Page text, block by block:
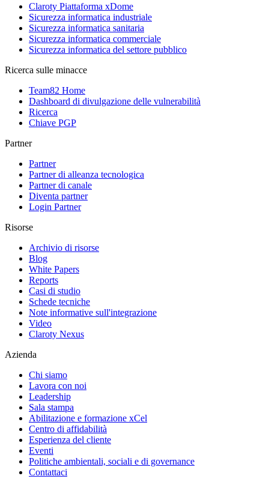
Claroty Piattaforma xDome
Sicurezza informatica industriale
Sicurezza informatica sanitaria
Sicurezza informatica commerciale
Sicurezza informatica del settore pubblico
Ricerca sulle minacce
Team82 Home
Dashboard di divulgazione delle vulnerabilità
Ricerca
Chiave PGP
Partner
Partner
Partner di alleanza tecnologica
Partner di canale
Diventa partner
Login Partner
Risorse
Archivio di risorse
Blog
White Papers
Reports
Casi di studio
Schede tecniche
Note informative sull'integrazione
Video
Claroty Nexus
Azienda
Chi siamo
Lavora con noi
Leadership
Sala stampa
Abilitazione e formazione xCel
Centro di affidabilità
Esperienza del cliente
Eventi
Politiche ambientali, sociali e di governance
Contattaci